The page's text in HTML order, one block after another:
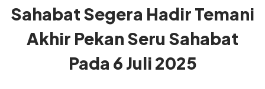
Sahabat Segera Hadir Temani
Akhir Pekan Seru Sahabat
Pada 6 Juli 2025